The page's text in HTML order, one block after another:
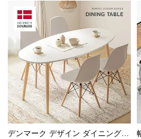
ブ
グ
企
こだわりの天板素材
木目の素材感を最大限に引
に最適な木材を厳選し採用
デンマーク デザイン ダイニングテ